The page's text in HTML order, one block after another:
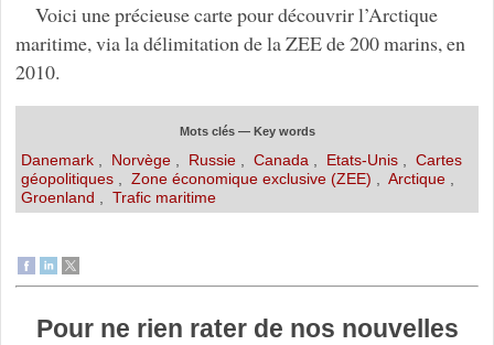
Voici une précieuse carte pour découvrir l’Arctique
maritime, via la délimitation de la ZEE de 200 marins, en
2010.
Mots clés — Key words
Danemark Norvège, Russie Canada Etats-Unis, Cartes
géopolitiques, Zone économique exclusive (ZEE) Arctique
Groenland
Trafic maritime
Pour ne rien rater de nos nouvelles